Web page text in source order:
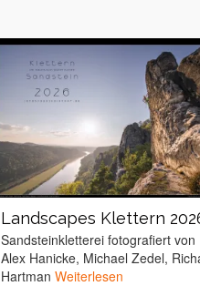
Landscapes Klettern
Sandsteinkletterei fotografiert von
Alex Hanicke, Michael Zedel,
Hartman Weiterlesen